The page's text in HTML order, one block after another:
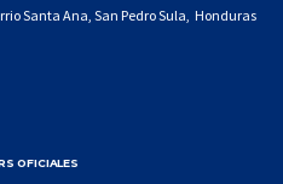
Santa Ana, San Pedro Sula, Honduras
OFICIALES